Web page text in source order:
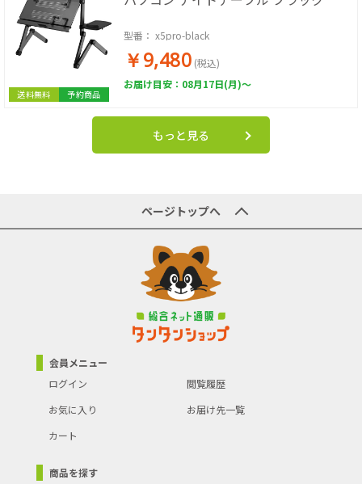
送料無料 予約商品
型番： x5pro-black
￥9,480 (税込)
お届け目安：08月17日(月)～
もっと見る
ページトップへ
会員メニュー
ログイン
閲覧履歴
お気に入り
お届け先一覧
カート
商品を探す